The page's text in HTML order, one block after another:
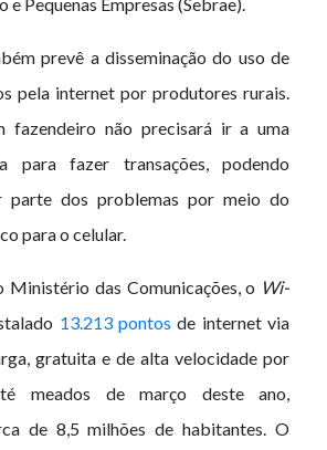
Pequenas Empresas (Sebrae).
prevê a disseminação do uso de
pela internet por produtores rurais.
fazendeiro não precisará ir a uma
para fazer transações, podendo
parte dos problemas por meio do
para o celular.
Ministério das Comunicações, o Wi-
13.213 pontos de internet via
gratuita e de alta velocidade por
meados de março deste ano,
de 8,5 milhões de habitantes. O